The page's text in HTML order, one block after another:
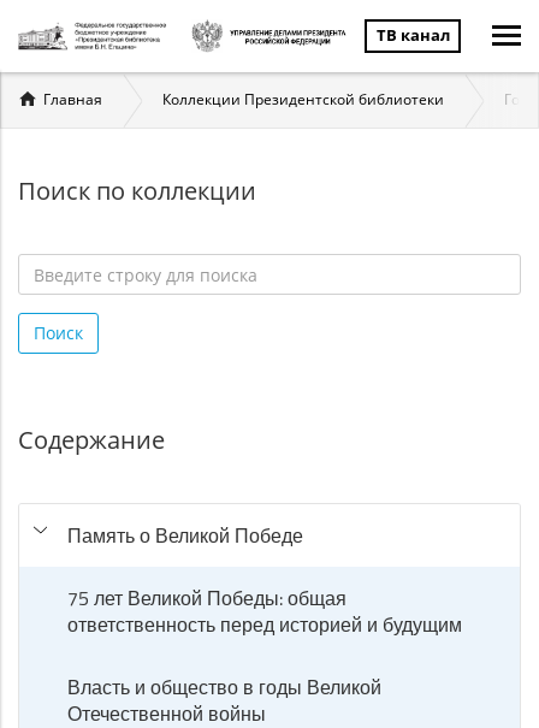
ТВ канал
Вы
здесь
Главная Коллекции Президентской библиотеки
Поиск по коллекции
строку
для
Поиск
Содержание
Память о Великой Победе
75 лет Великой Победы: общая
ответственность перед историей и будущим
Власть и общество в годы Великой
Отечественной войны